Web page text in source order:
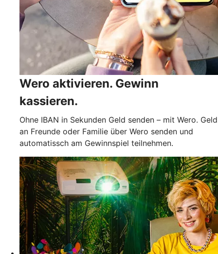
Wero aktivieren. Gewinn
kassieren.
Ohne IBAN in Sekunden Geld senden – mit Wero. Geld
an Freunde oder Familie über Wero senden und
automatissch am Gewinnspiel teilnehmen.